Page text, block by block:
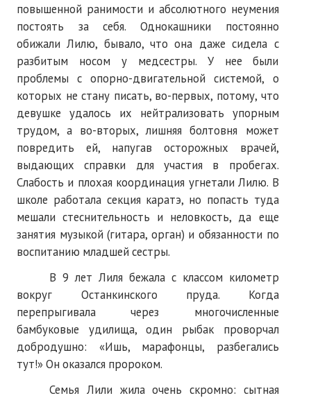
№ 5
№ 6
№ 7
№ 8
№ 9
2026 г.
№ 1
№ 2
№ 3
№ 5
№ 6
№ 7
повышенной ранимости и абсолютного неумения
постоять за себя. Однокашники постоянно
обижали Лилю, бывало, что она даже сидела с
разбитым носом у медсестры. У нее были
проблемы с опорно-двигательной системой, о
которых не стану писать, во-первых, потому, что
девушке удалось их нейтрализовать упорным
трудом, а во-вторых, лишняя болтовня может
повредить ей, напугав осторожных врачей,
выдающих справки для участия в пробегах.
Слабость и плохая координация угнетали Лилю. В
школе работала секция каратэ, но попасть туда
мешали стеснительность и неловкость, да еще
занятия музыкой (гитара, орган) и обязанности по
воспитанию младшей сестры.
В 9 лет Лиля бежала с классом километр
вокруг Останкинского пруда. Когда
перепрыгивала через многочисленные
бамбуковые удилища, один рыбак проворчал
добродушно: «Ишь, марафонцы, разбегались
тут!» Он оказался пророком.
Семья Лили жила очень скромно: сытная